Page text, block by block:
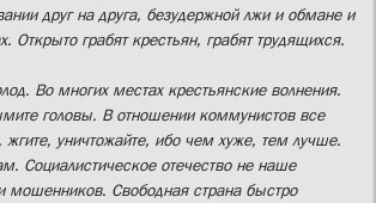
друг на друга, безудержной лжи и обмане и
Открыто грабят крестьян, грабят трудящихся.
Во многих местах крестьянские волнения.
головы. В отношении коммунистов все
жгите, уничтожайте, ибо чем хуже, тем лучше.
Социалистическое отечество не наше
мошенников. Свободная страна быстро